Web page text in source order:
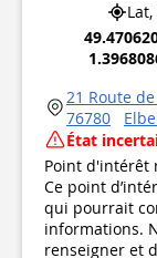
21 Route de
76780
État
Point d'intérêt
Ce point
qui pourrait
informations.
renseigner et